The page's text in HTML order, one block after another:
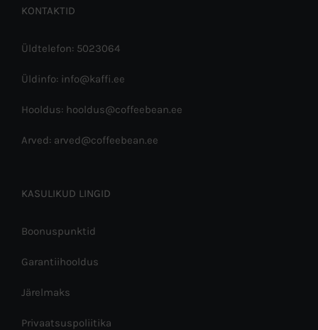
KONTAKTID
Üldtelefon: 5023064
Üldinfo: info@kaffi.ee
Hooldus: hooldus@coffeebean.ee
Arved: arved@coffeebean.ee
KASULIKUD LINGID
Boonuspunktid
Garantiihooldus
Järelmaks
Privaatsuspoliitika